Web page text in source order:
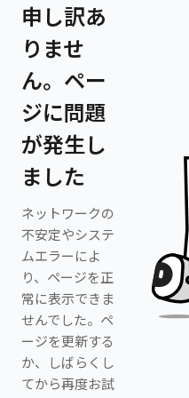
申し訳あ
りませ
ん。ペー
ジに問題
が発生し
ました
ネットワークの
不安定やシステ
ムエラーによ
り、ページを正
常に表示できま
せんでした。ペ
ージを更新する
か、しばらくし
てから再度お試